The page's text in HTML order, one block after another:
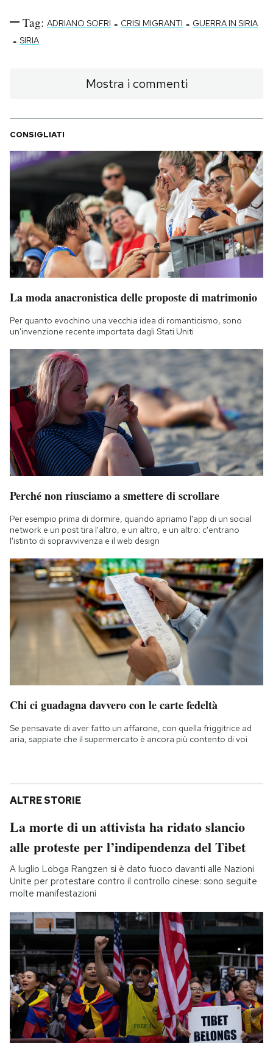
Tag: ADRIANO SOFRI - CRISI MIGRANTI - GUERRA IN SIRIA
- SIRIA
Mostra i commenti
CONSIGLIATI
La moda anacronistica delle proposte di matrimonio
Per quanto evochino una vecchia idea di romanticismo, sono
un'invenzione recente importata dagli Stati Uniti
Perché non riusciamo a smettere di scrollare
Per esempio prima di dormire, quando apriamo l'app di un social
network e un post tira l'altro, e un altro, e un altro: c'entrano
l'istinto di sopravvivenza e il web design
Chi ci guadagna davvero con le carte fedeltà
Se pensavate di aver fatto un affarone, con quella friggitrice ad
aria, sappiate che il supermercato è ancora più contento di voi
ALTRE STORIE
La morte di un attivista ha ridato slancio
alle proteste per l’indipendenza del Tibet
A luglio Lobga Rangzen si è dato fuoco davanti alle Nazioni
Unite per protestare contro il controllo cinese: sono seguite
molte manifestazioni